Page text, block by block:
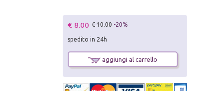
€ 8.00 € 10.00 -20%
spedito in 24h
aggiungi al carrello
x
Interessato ai nostri libri?
Sarai informato delle nostre novità, potrai
comunque cancellarti quando desideri.
modulo di iscrizione